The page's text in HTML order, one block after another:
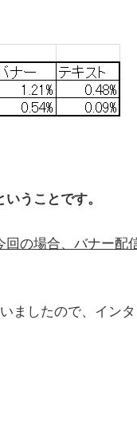
うことです。
回の場合、バナー配
ましたので、イン